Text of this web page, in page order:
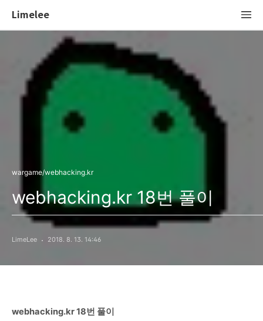
Limelee
wargame/webhacking.kr
webhacking.kr 18번 풀이
LimeLee 2018. 8. 13. 14:46
webhacking.kr 18번 풀이